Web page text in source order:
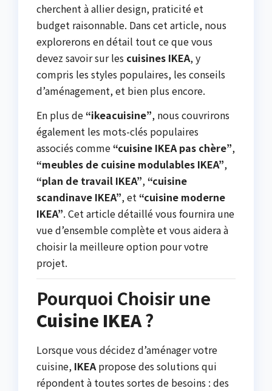
cherchent à allier design, praticité et
budget raisonnable. Dans cet article, nous
explorerons en détail tout ce que vous
devez savoir sur les cuisines IKEA, y
compris les styles populaires, les conseils
d’aménagement, et bien plus encore.
En plus de“ikeacuisine”, nous couvrirons
également les mots-clés populaires
associés comme“cuisine IKEA pas chère”,
“meubles de cuisine modulables IKEA”,
“plan de travail IKEA”, “cuisine
scandinave IKEA”, et “cuisine moderne
IKEA”. Cet article détaillé vous fournira une
vue d’ensemble complète et vous aidera à
choisir la meilleure option pour votre
projet.
Pourquoi Choisir une
Cuisine IKEA?
Lorsque vous décidez d’aménager votre
cuisine, IKEApropose des solutions qui
répondent à toutes sortes de besoins : des